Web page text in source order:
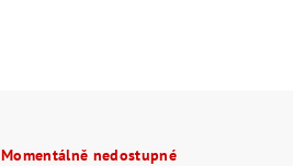
Momentálně nedostupné